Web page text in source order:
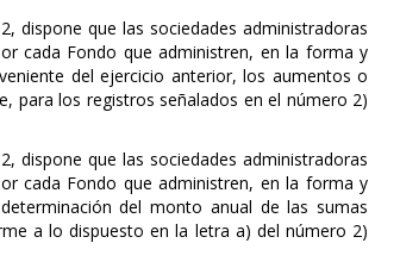
dispone que las sociedades administradoras
cada Fondo que administren, en la forma y
del ejercicio anterior, los aumentos o
para los registros señalados en el número 2)
dispone que las sociedades administradoras
cada Fondo que administren, en la forma y
del monto anual de las sumas
a lo dispuesto en la letra a) del número 2)